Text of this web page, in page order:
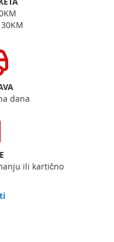
30KM
dana
ili kartično